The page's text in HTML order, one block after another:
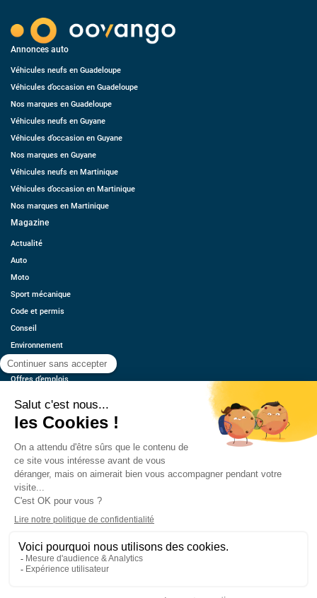
Annonces auto
Véhicules neufs en Guadeloupe
Véhicules d’occasion en Guadeloupe
Nos marques en Guadeloupe
Véhicules neufs en Guyane
Véhicules d’occasion en Guyane
Nos marques en Guyane
Véhicules neufs en Martinique
Véhicules d’occasion en Martinique
Nos marques en Martinique
Magazine
Actualité
Auto
Moto
Sport mécanique
Code et permis
Conseil
Environnement
Économie
Offres d’emplois
Contact
Estimez votre voiture
Mentions légales
CGU